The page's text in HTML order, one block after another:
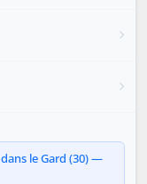
le Gard (30) —